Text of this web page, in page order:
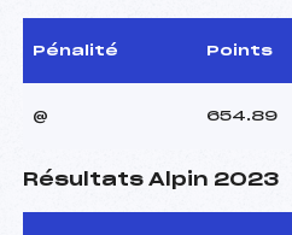
Pénalité Points
@ 654.89
Résultats Alpin 2023